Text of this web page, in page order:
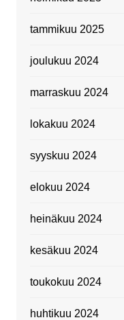
tammikuu 2025
joulukuu 2024
marraskuu 2024
lokakuu 2024
syyskuu 2024
elokuu 2024
heinäkuu 2024
kesäkuu 2024
toukokuu 2024
huhtikuu 2024